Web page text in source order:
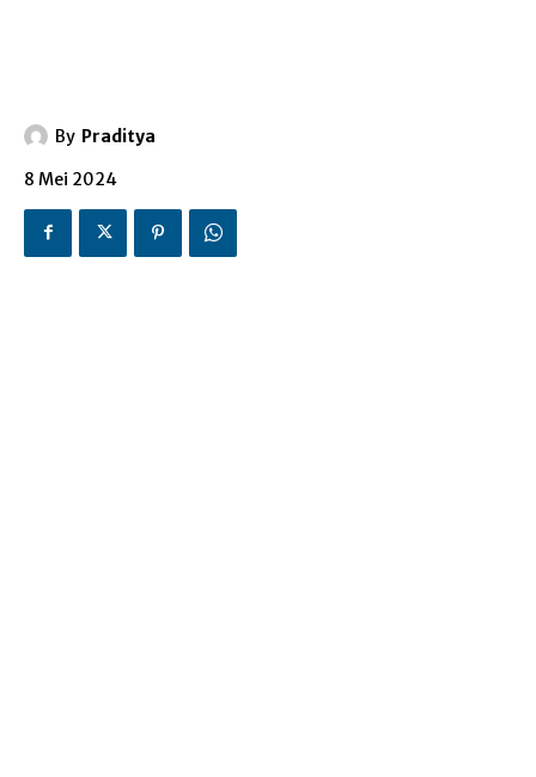
By Praditya
8 Mei 2024